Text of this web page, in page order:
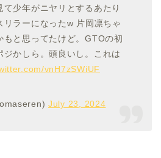
て少年がニヤリとするあたり
リラーになったw 片岡凛ちゃ
もと思ってたけど。GTOの初
ジかしら。頭良いし。これは
vnH7zSWiUF
July 23, 2024